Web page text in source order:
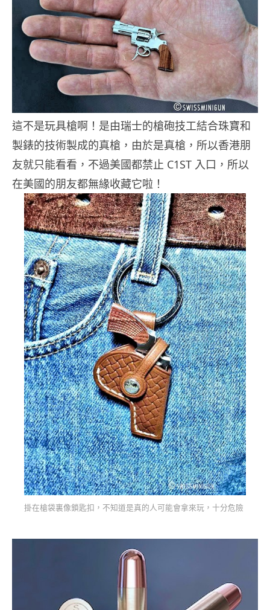
這不是玩具槍啊！是由瑞士的槍砲技工結合珠寶和
製錶的技術製成的真槍，由於是真槍，所以香港朋
友就只能看看，不過美國都禁止 C1ST 入口，所以
在美國的朋友都無緣收藏它啦！
掛在槍袋裏像鎖匙扣，不知道是真的人可能會拿來玩，十分危險